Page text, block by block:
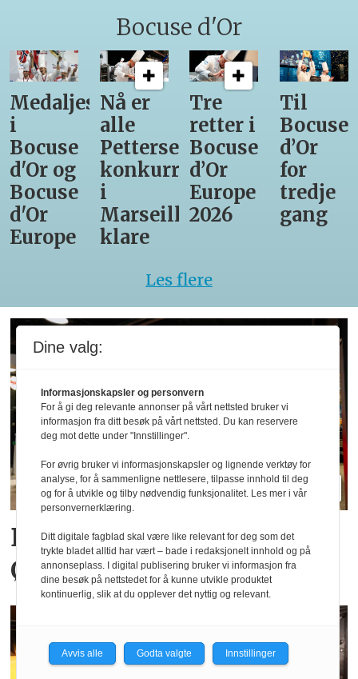
Bocuse d'Or
Medaljestatistikk
i
Bocuse
d'Or og
Bocuse
d'Or
Europe
Nå er
alle
Pettersens
konkurrenter
i
Marseille
klare
Tre
retter i
Bocuse
d’Or
Europe
2026
Til
Bocuse
d’Or
for
tredje
gang
Les flere
Big Bite vil doble på
Østlandet innen tre år
Dine valg:
Informasjonskapsler og personvern
For å gi deg relevante annonser på vårt nettsted bruker vi
informasjon fra ditt besøk på vårt nettsted. Du kan reservere
deg mot dette under "Innstillinger".
For øvrig bruker vi informasjonskapsler og lignende verktøy for
analyse, for å sammenligne nettlesere, tilpasse innhold til deg
og for å utvikle og tilby nødvendig funksjonalitet. Les mer i vår
personvernerklæring.
Ditt digitale fagblad skal være like relevant for deg som det
trykte bladet alltid har vært – bade i redaksjonelt innhold og på
annonseplass. I digital publisering bruker vi informasjon fra
dine besøk på nettstedet for å kunne utvikle produktet
kontinuerlig, slik at du opplever det nyttig og relevant.
Avvis alle Godta valgte Innstillinger